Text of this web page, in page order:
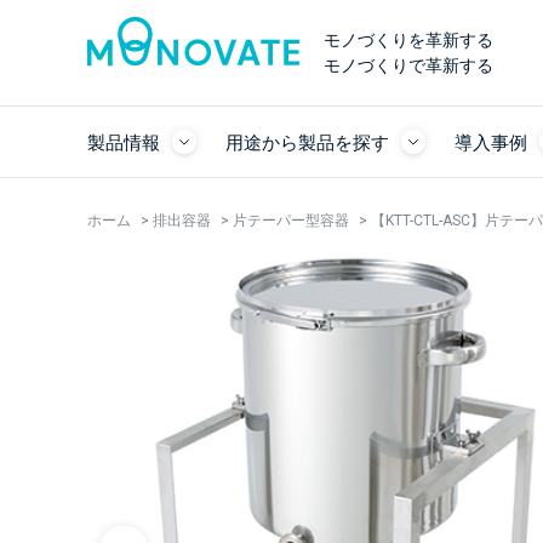
モノづくりを革新する
モノづくりで革新する
製品情報 用途から製品を探す 導入事例
ホーム > 排出容器 > 片テーパー型容器 > 【KTT-CTL-ASC】片テ